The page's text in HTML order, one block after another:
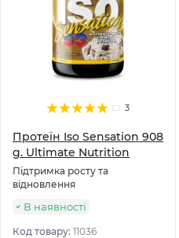
3
Протеїн Iso Sensation 908
g. Ultimate Nutrition
Підтримка росту та
відновлення
В наявності
Код товару: 11036